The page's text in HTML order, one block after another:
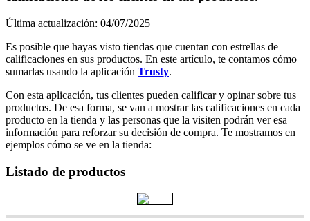
Última actualización: 04/07/2025
Es posible que hayas visto tiendas que cuentan con estrellas de
calificaciones en sus productos. En este artículo, te contamos cómo
sumarlas usando la aplicación Trusty.
Con esta aplicación, tus clientes pueden calificar y opinar sobre tus
productos. De esa forma, se van a mostrar las calificaciones en cada
producto en la tienda y las personas que la visiten podrán ver esa
información para reforzar su decisión de compra. Te mostramos en
ejemplos cómo se ve en la tienda:
Listado de productos